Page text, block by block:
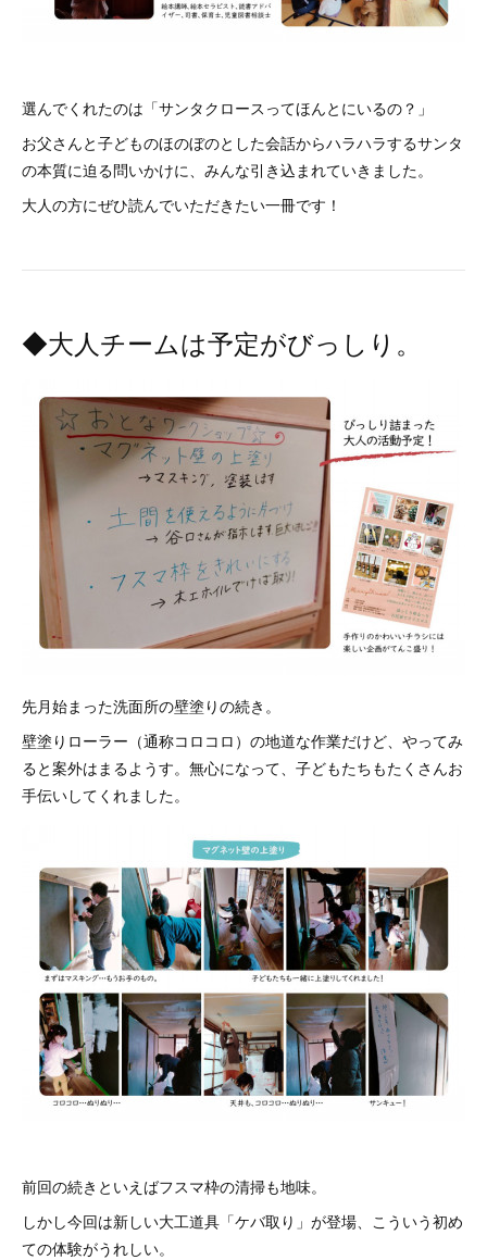
選んでくれたのは「サンタクロースってほんとにいるの？」
お父さんと子どものほのぼのとした会話からハラハラするサンタ
の本質に迫る問いかけに、みんな引き込まれていきました。
大人の方にぜひ読んでいただきたい一冊です！
◆大人チームは予定がびっしり。
先月始まった洗面所の壁塗りの続き。
壁塗りローラー（通称コロコロ）の地道な作業だけど、やってみ
ると案外はまるようす。無心になって、子どもたちもたくさんお
手伝いしてくれました。
前回の続きといえばフスマ枠の清掃も地味。
しかし今回は新しい大工道具「ケバ取り」が登場、こういう初め
ての体験がうれしい。